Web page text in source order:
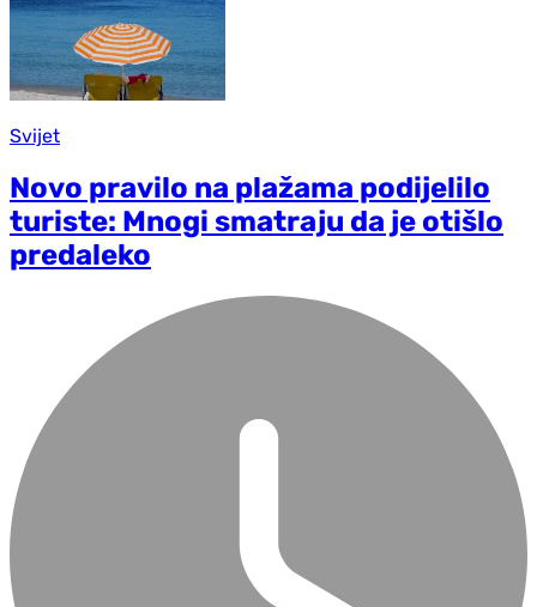
Svijet
Novo pravilo na plažama podijelilo
turiste: Mnogi smatraju da je otišlo
predaleko